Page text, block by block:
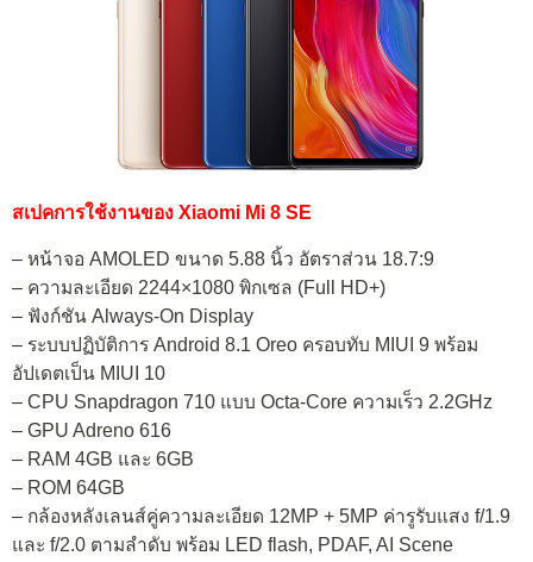
สเปคการใช้งานของ Xiaomi Mi 8 SE
– หน้าจอ AMOLED ขนาด 5.88 นิ้ว อัตราส่วน 18.7:9
– ความละเอียด 2244×1080 พิกเซล (Full HD+)
– ฟังก์ชัน Always-On Display
– ระบบปฏิบัติการ Android 8.1 Oreo ครอบทับ MIUI 9 พร้อม
อัปเดตเป็น MIUI 10
– CPU Snapdragon 710 แบบ Octa-Core ความเร็ว 2.2GHz
– GPU Adreno 616
– RAM 4GB และ 6GB
– ROM 64GB
– กล้องหลังเลนส์คู่ความละเอียด 12MP + 5MP ค่ารูรับแสง f/1.9
และ f/2.0 ตามลำดับ พร้อม LED flash, PDAF, AI Scene